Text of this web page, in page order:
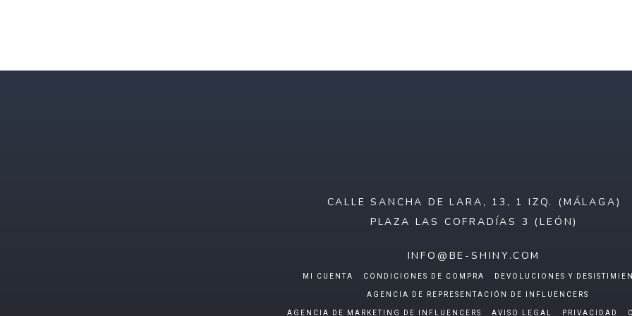
CALLE SANCHA DE LARA, 13, 1 IZQ. (MÁLAGA)
PLAZA LAS COFRADÍAS 3 (LEÓN)
INFO@BE-SHINY.COM
MI CUENTA CONDICIONES DE COMPRA DEVOLUCIONES Y
AGENCIA DE REPRESENTACIÓN DE INFLUENCERS
AGENCIA DE MARKETING DE INFLUENCERS AVISO LEGAL PRIVACIDAD